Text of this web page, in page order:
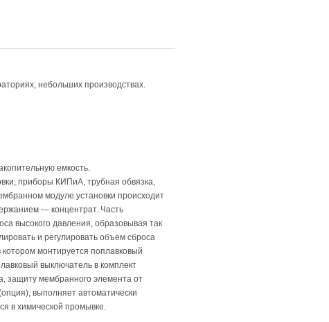
небольших производствах.
емкость.
приборы КИПиА, трубная обвязка,
модуле установки происходит
— концентрат. Часть
высокого давления, образовывая так
и регулировать объем сброса
монтируется поплавковый
выключатель в комплект
защиту мембранного элемента от
выполняет автоматически
в химической промывке.